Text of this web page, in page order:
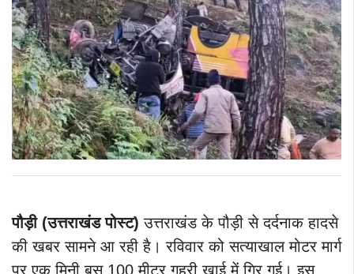
पौड़ी (उत्तराखंड पोस्ट)उत्तराखंड के पौड़ी से दर्दनाक हादसे
की खबर सामने आ रही है। रविवार को सत्याखाल मोटर मार्ग
पर एक मिनी बस 100 मीटर गहरी खाई में गिर गई। इस